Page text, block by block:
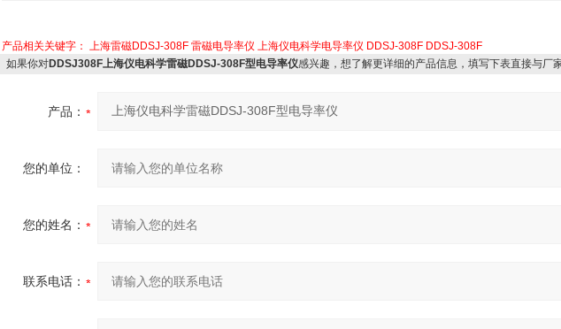
产品相关关键字： 上海雷磁DDSJ-308F 雷磁电导率仪 上海仪电科学电导率仪 DDSJ-308F DDSJ-308F
如果你对DDSJ308F上海仪电科学雷磁DDSJ-308F型电导率仪感兴趣，想了解更详细的产品信息，填写下表直接与厂
产品：
您的单位：
您的姓名：
联系电话：